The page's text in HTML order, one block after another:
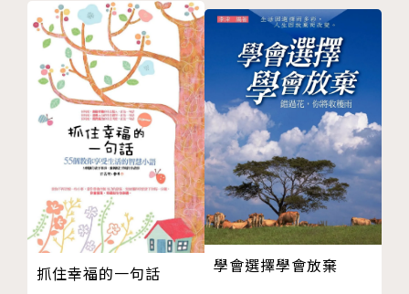
從戀愛出發，跨界小說、圖文書，肆一相隔四年再度執
筆書寫愛情。這次，他寫出那些愛情故事裡「後來的後
來」，以及他們所遺留下的痕跡。
❝大家都說錯過，但我會說，我們曾經對過，
而......時間沒有跟上來，我們只能跟上自己。❞
新世代一致公認最能說出心底話的愛情寫手，等待了四
年，肆一全新愛情散文，
每當你覺得被全世界拋下時，讓肆一點盞燈溫熱你。
chapter 3. 致，只差一步的幸福
一直努力到最後的我們
忘不掉的，就放下
默默等待，並不是一種付出
離開你，是他對你所做的，最好的一件事
幾乎要幸福了
謝謝你不愛我，我才能放心地先去愛自己
還好，你幸福了
chapter 4. 致，愛的有效期限
我們從來都沒有適合過
偷走未來的人
抓住幸福的一句話 學會選擇學會放棄